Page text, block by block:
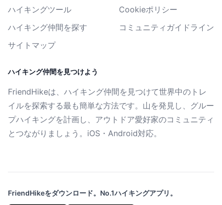
ハイキングツール
ハイキング仲間を探す
サイトマップ
Cookieポリシー
コミュニティガイドライン
ハイキング仲間を見つけよう
FriendHikeは、ハイキング仲間を見つけて世界中のトレ
イルを探索する最も簡単な方法です。山を発見し、グルー
プハイキングを計画し、アウトドア愛好家のコミュニティ
とつながりましょう。iOS・Android対応。
FriendHikeをダウンロード。No.1ハイキングアプリ。